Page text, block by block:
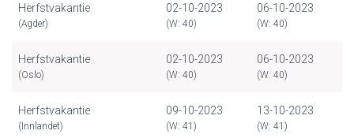
Herfstvakantie
(Agder)
02-10-2023
(W: 40)
06-10-2023
(W: 40)
Herfstvakantie
(Oslo)
02-10-2023
(W: 40)
06-10-2023
(W: 40)
Herfstvakantie
(Innlandet)
09-10-2023
(W: 41)
13-10-2023
(W: 41)